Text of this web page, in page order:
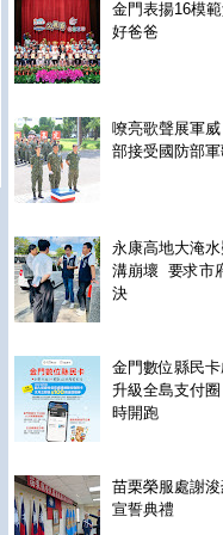
金門表揚16模
好爸爸
嘹亮歌聲展軍
部接受國防部
永康高地大淹
溝崩壞 要求市
決
金門數位縣民
升級全島支付
時開跑
苗栗榮服處謝
宣誓典禮